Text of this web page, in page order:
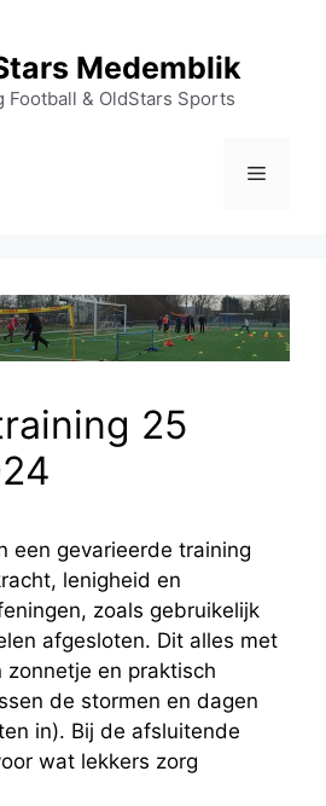
Medemblik
Football & OldStars Sports
Menu
25
een gevarieerde training
lenigheid en
zoals gebruikelijk
afgesloten. Dit alles met
en praktisch
de stormen en dagen
in). Bij de afsluitende
wat lekkers zorg